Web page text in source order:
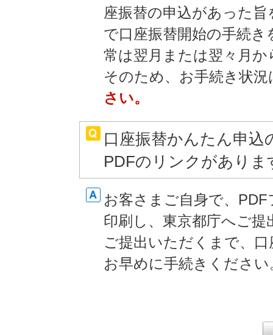
座振替の申込があった
で口座振替開始の手続
常は翌月または翌々月
そのため、お手続き状況
さい。
口座振替かんたん申込
PDFのリンクがあり
お客さまご自身で、
印刷し、東京都庁へご提
ご提出いただくまで、
お早めに手続きください